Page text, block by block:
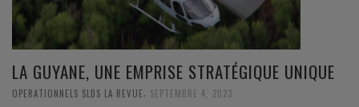
LA GUYANE, UNE EMPRISE STRATÉGIQUE UNIQUE
OPERATIONNELS SLDS LA REVUE SEPTEMBRE 4, 2023